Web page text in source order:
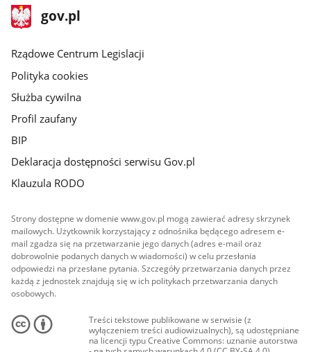
stopka
gov.plStrona
gov.pl
Rządowe Centrum Legislacji
Polityka cookies
Służba cywilna
Profil zaufany
BIP
Deklaracja dostępności serwisu Gov.pl
Klauzula RODO
Strony dostępne w domenie www.gov.pl mogą zawierać adresy skrzynek
mailowych. Użytkownik korzystający z odnośnika będącego adresem e-
mail zgadza się na przetwarzanie jego danych (adres e-mail oraz
dobrowolnie podanych danych w wiadomości) w celu przesłania
odpowiedzi na przesłane pytania. Szczegóły przetwarzania danych przez
każdą z jednostek znajdują się w ich politykach przetwarzania danych
osobowych.
Treści tekstowe publikowane w serwisie (z
wyłączeniem treści audiowizualnych), są udostępniane
na licencji typu Creative Commons: uznanie autorstwa